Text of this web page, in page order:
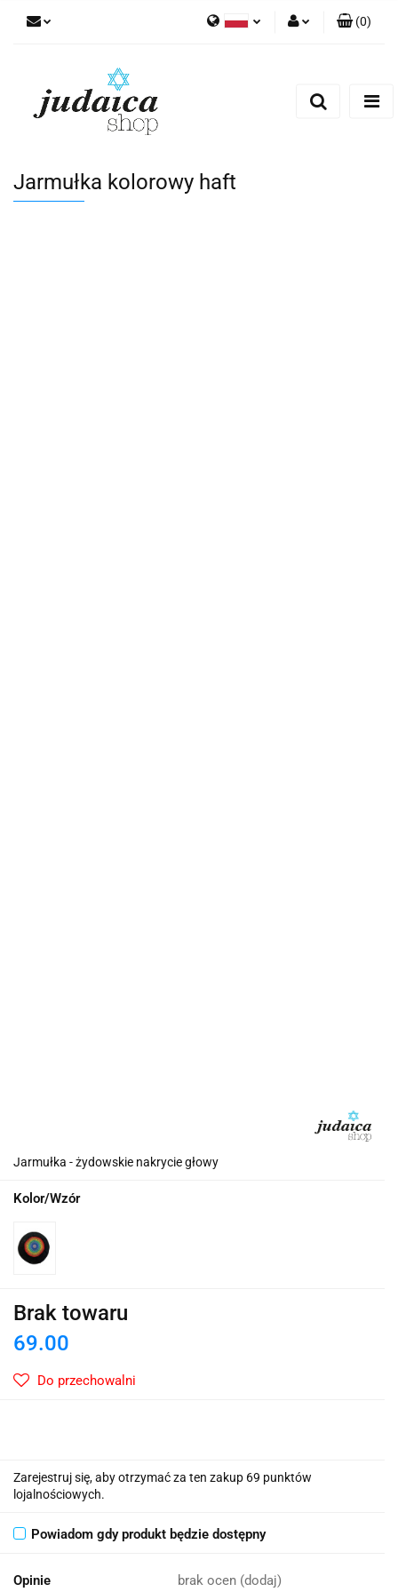
(0)
Jarmułka kolorowy haft
Jarmułka - żydowskie nakrycie głowy
Kolor/Wzór
Brak towaru
69.00
Do przechowalni
Zarejestruj się, aby otrzymać za ten zakup 69 punktów
lojalnościowych.
Powiadom gdy produkt będzie dostępny
Opinie brak ocen (dodaj)